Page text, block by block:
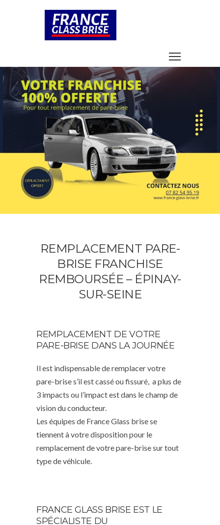
REMPLACEMENT PARE-
BRISE FRANCHISE
REMBOURSÉE – ÉPINAY-
SUR-SEINE
REMPLACEMENT DE VOTRE
PARE-BRISE DANS LA JOURNÉE
Il est indispensable de remplacer votre
pare-brise s’il est cassé ou fissuré, a plus de
3 impacts ou l’impact est dans le champ de
vision du conducteur.
Les équipes de France Glass brise se
tiennent à votre disposition pour le
remplacement de votre pare-brise sur tout
type de véhicule.
FRANCE GLASS BRISE EST LE
SPÉCIALISTE DU